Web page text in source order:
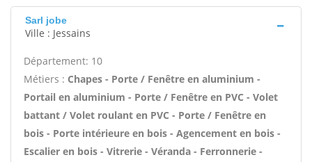
Sarl jobe
Ville : Jessains
Département: 10
Métiers : Chapes - Porte / Fenêtre en aluminium -
Portail en aluminium - Porte / Fenêtre en PVC - Volet
battant / Volet roulant en PVC - Porte / Fenêtre en
bois - Porte intérieure en bois - Agencement en bois -
Escalier en bois - Vitrerie - Véranda - Ferronnerie -